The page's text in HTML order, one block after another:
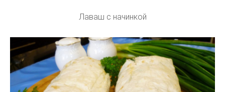
Лаваш с начинкой